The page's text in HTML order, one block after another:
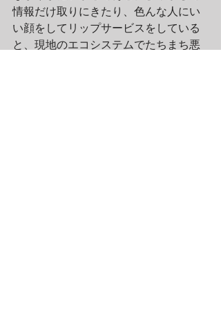
情報だけ取りにきたり、色んな人にい
い顔をしてリップサービスをしている
と、現地のエコシステムでたちまち悪